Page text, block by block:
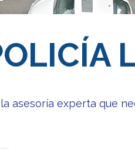
asesoría experta que